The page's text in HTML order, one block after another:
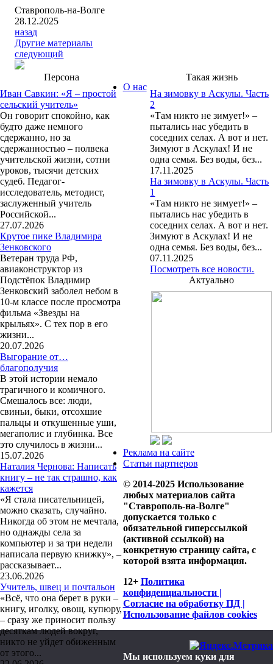
Ставрополь-на-Волге
28.12.2025
назад
Другие материалы
следующий
Персона
Иван Савкин: «Я – простой
сельский учитель»
Он говорит спокойно, как
будто даже немного
сдержанно, но за
сдержанностью – полвека
учительской жизни, сотни
уроков, тысячи детских
судеб. Педагог-
исследователь, методист,
заслуженный учитель
Российской...
27.07.2026
Крутое пике Владимира
Зенковского
Ветеран труда РФ,
авиаконструктор из
Подстёпок Владимир
Зенковский заболел небом в
10-м классе после просмотра
фильма «Звезды на
крыльях». С тех пор в его
жизни...
20.07.2026
Выгорание от…
благополучия
В этой истории немало
трагичного и комичного.
Смешалось все: люди,
свиньи, быки, отсохшие
пальцы и откушенные уши,
мегаполис и глубинка. Все
это случилось в жизни...
15.07.2026
Наталия Чернова: Написать
книгу – не так страшно, как
кажется
«Я стала писательницей,
можно сказать, случайно.
Никогда об этом не мечтала,
но однажды села за
компьютер и за три недели
написала первую книжку», –
рассказывает...
23.06.2026
Учитель, швец и почтальон
«Всё, что она берет в руки –
книгу, иголку, овощ, купюру,
– сразу же приносит пользу
десяткам людей вокруг,
никто не уйдет обиженным
от этого...
Такая жизнь
На зимовку в Аскулы. Часть
2
«Там никто не зимует!» –
пытались нас убедить в
соседних селах. А вот и нет.
Зимуют в Аскулах! И не
одна семья. Без воды, без...
17.11.2025
На зимовку в Аскулы. Часть
1
«Там никто не зимует!» –
пытались нас убедить в
соседних селах. А вот и нет.
Зимуют в Аскулах! И не
одна семья. Без воды, без...
07.11.2025
Посмотреть все новости.
Актуально
О нас
Реклама на сайте
Статьи партнеров
© 2014-2025 Использование
любых материалов сайта
"Ставрополь-на-Волге"
допускается только с
обязательной гиперссылкой
(активной ссылкой) на
конкретную страницу сайта, с
которой взята информация.
12+ Политика
конфиденциальности |
Согласие на обработку ПД |
Использование файлов cookies
Мы используем куки для